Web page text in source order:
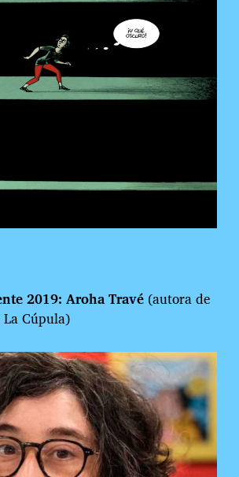
2019: Aroha Travé (autora de
La Cúpula)